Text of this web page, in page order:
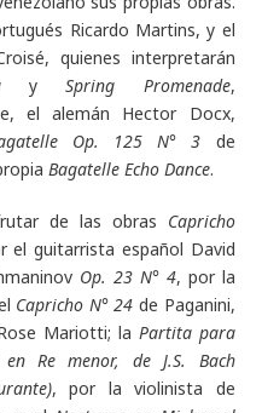
Ricardo Martins, y el
quienes interpretarán
ySpring Promenade,
el alemán Hector Docx,
Op. 125 N° 3 de
Bagatelle Echo Dance.
de las obras Capricho
el guitarrista español David
Op. 23 N°4, por la
Capricho N° 24de Paganini,
Mariotti; la Partita para
Re menor, de J.S. Bach
, por la violinista de